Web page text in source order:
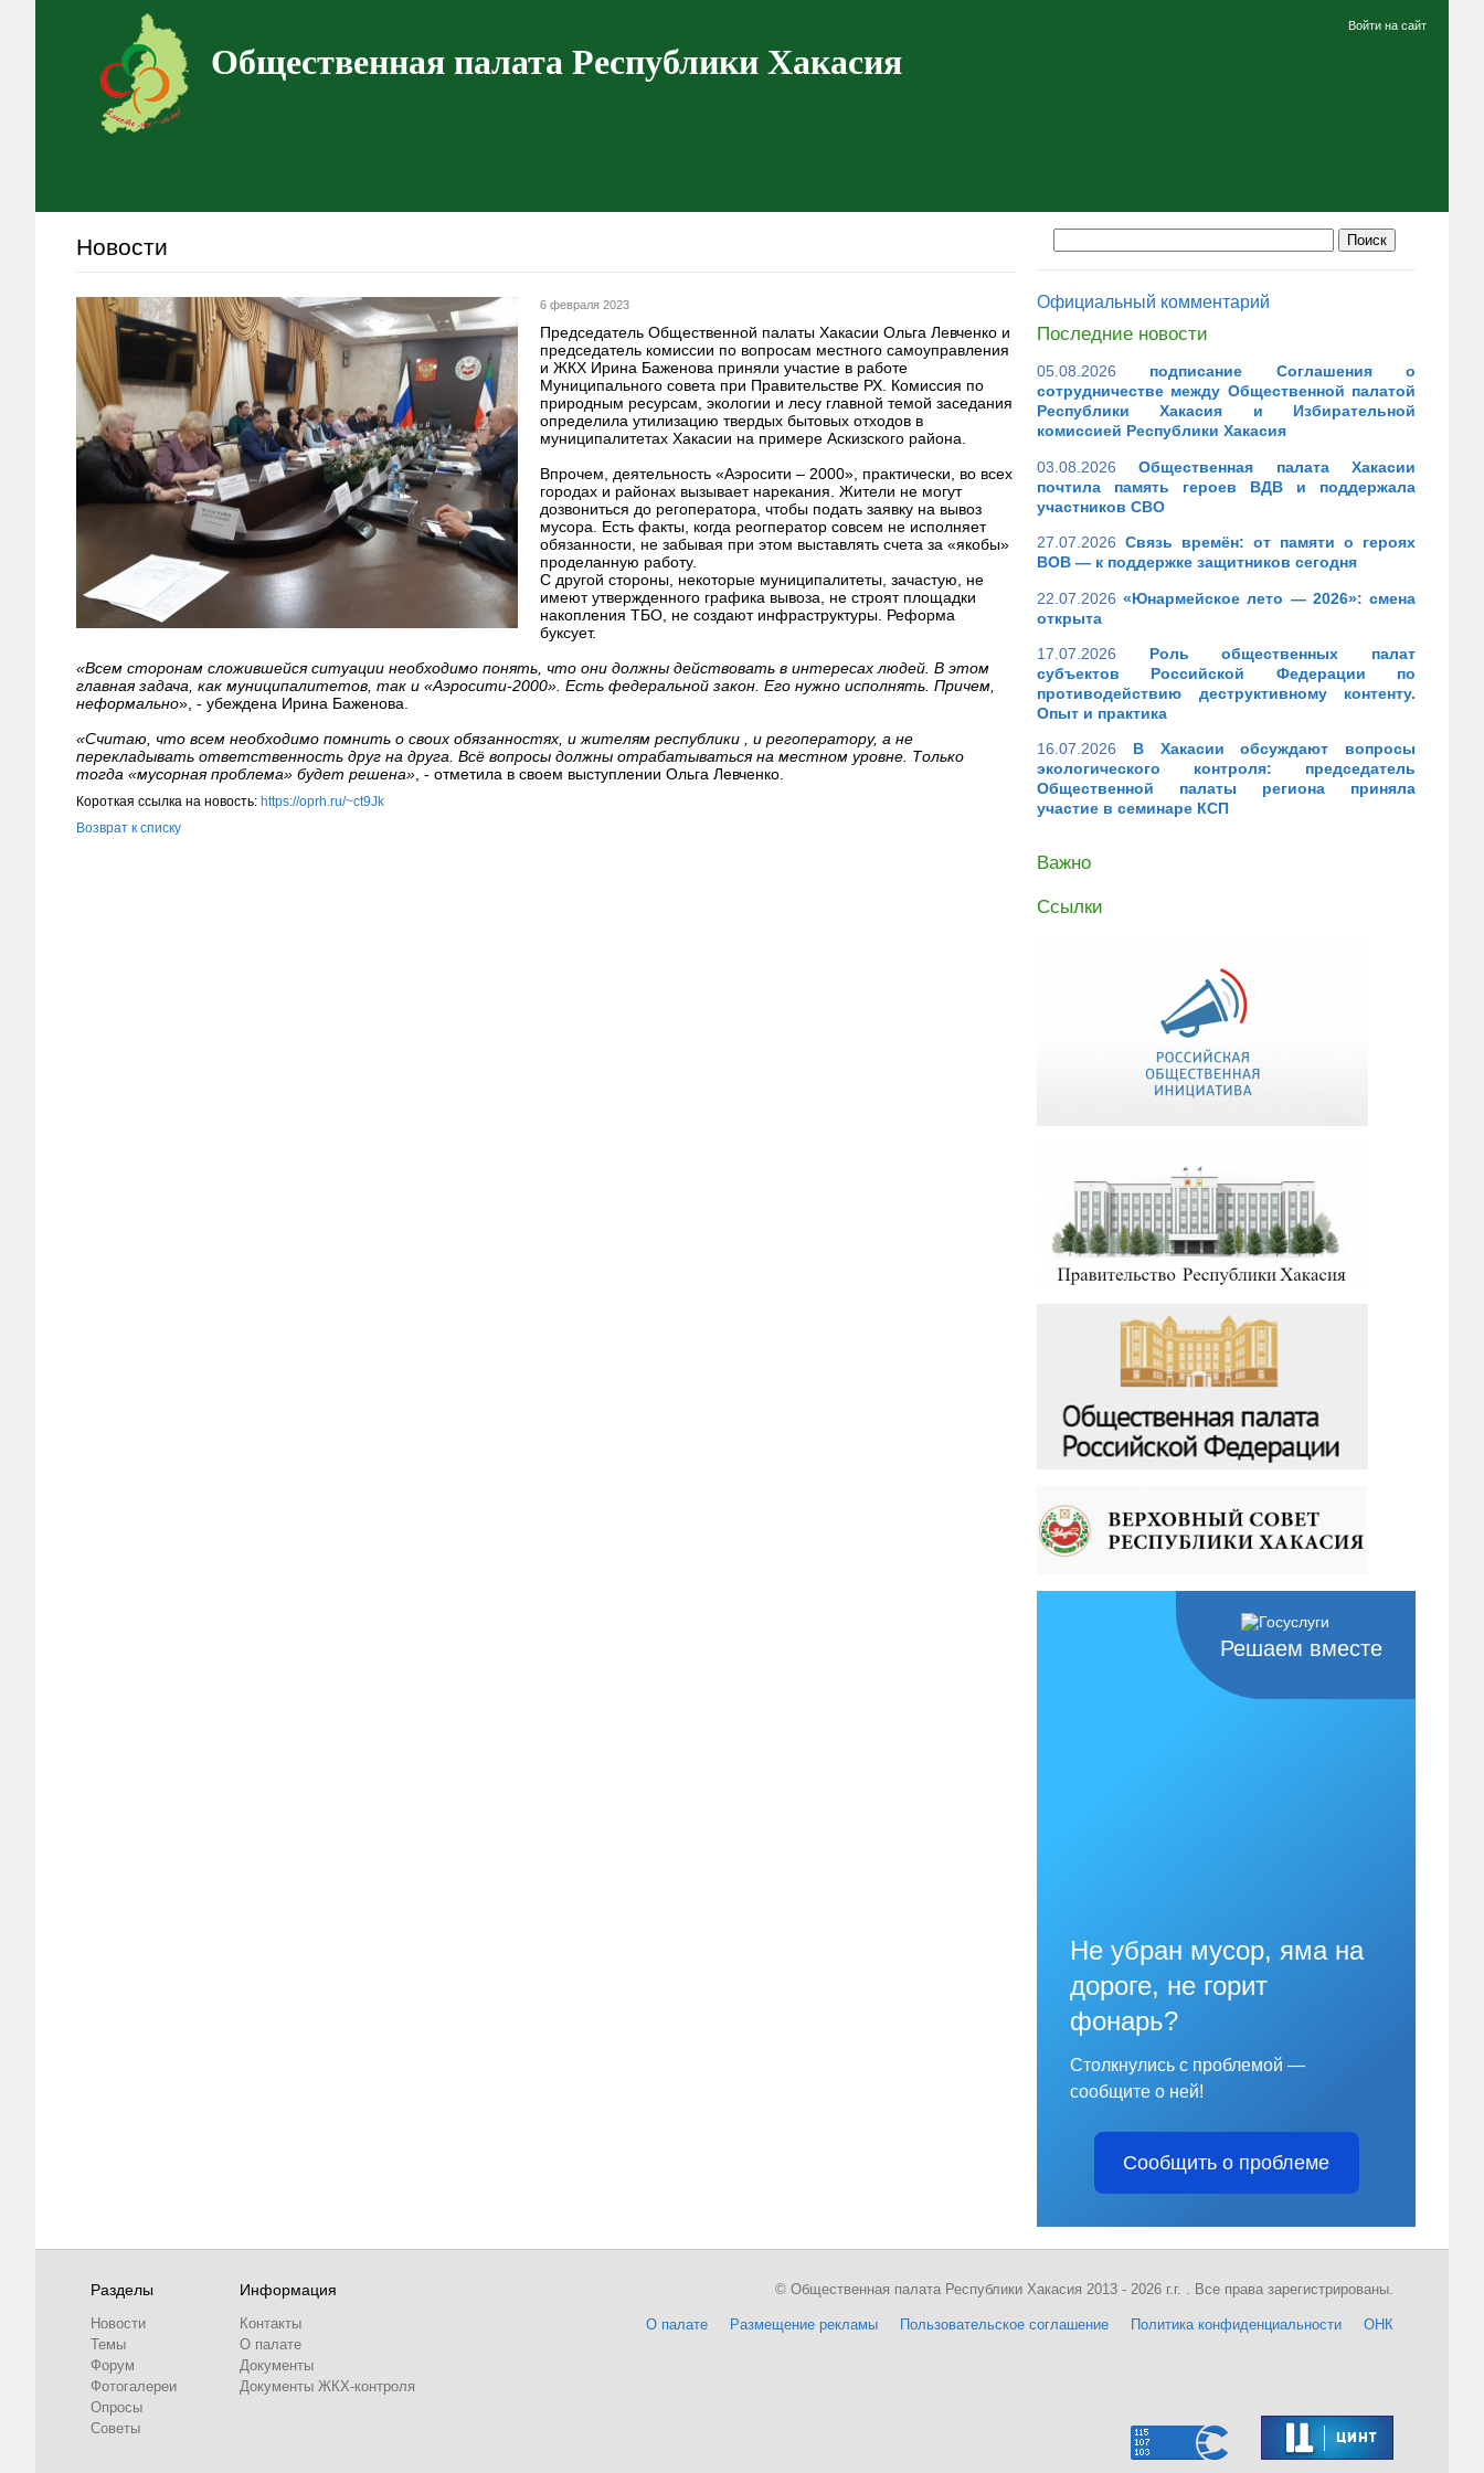
Общественная палата Республики Хакасия
Войти на сайт
Новости
6 февраля 2023
Председатель Общественной палаты Хакасии Ольга Левченко и
председатель комиссии по вопросам местного самоуправления
и ЖКХ Ирина Баженова приняли участие в работе
Муниципального совета при Правительстве РХ. Комиссия по
природным ресурсам, экологии и лесу главной темой заседания
определила утилизацию твердых бытовых отходов в
муниципалитетах Хакасии на примере Аскизского района.
Впрочем, деятельность «Аэросити – 2000», практически, во всех
городах и районах вызывает нарекания. Жители не могут
дозвониться до регоператора, чтобы подать заявку на вывоз
мусора. Есть факты, когда реогператор совсем не исполняет
обязанности, не забывая при этом выставлять счета за «якобы»
проделанную работу.
С другой стороны, некоторые муниципалитеты, зачастую, не
имеют утвержденного графика вывоза, не строят площадки
накопления ТБО, не создают инфраструктуры. Реформа
буксует.
«Всем сторонам сложившейся ситуации необходимо понять, что они должны действовать в интересах людей. В этом
главная задача, как муниципалитетов, так и «Аэросити-2000». Есть федеральной закон. Его нужно исполнять. Причем,
неформально», - убеждена Ирина Баженова.
«Считаю, что всем необходимо помнить о своих обязанностях, и жителям республики , и регоператору, а не
перекладывать ответственность друг на друга. Всё вопросы должны отрабатываться на местном уровне. Только
тогда «мусорная проблема» будет решена» , - отметила в своем выступлении Ольга Левченко.
Короткая ссылка на новость: https://oprh.ru/~ct9Jk
Возврат к списку
Официальный комментарий
Последние новости
05.08.2026
подписание Соглашения о
сотрудничестве между Общественной палатой
Республики Хакасия и Избирательной
комиссией Республики Хакасия
03.08.2026
Общественная палата Хакасии
почтила память героев ВДВ и поддержала
участников СВО
27.07.2026 Связь времён: от памяти о героях
ВОВ — к поддержке защитников сегодня
22.07.2026 «Юнармейское лето — 2026»: смена
открыта
17.07.2026
Роль общественных палат
субъектов Российской Федерации по
противодействию деструктивному контенту.
Опыт и практика
16.07.2026
В Хакасии обсуждают вопросы
экологического контроля: председатель
Общественной палаты региона приняла
участие в семинаре КСП
Важно
Ссылки
Решаем вместе
Не убран мусор, яма на
дороге, не горит
фонарь?
Столкнулись с проблемой —
сообщите о ней!
Сообщить о проблеме
Разделы
Новости
Темы
Форум
Фотогалереи
Опросы
Советы
Информация
Контакты
О палате
Документы
Документы ЖКХ-контроля
О палате Размещение рекламы Пользовательское соглашение Политика конфиденциальности ОНК
© Общественная палата Республики Хакасия 2013 - 2026 г.г. . Все права зарегистрированы.